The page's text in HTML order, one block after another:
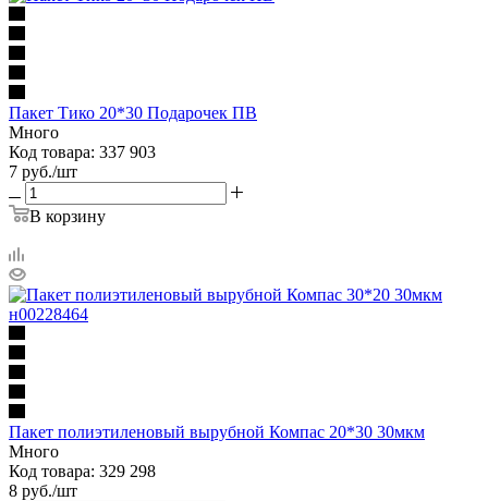
Пакет Тико 20*30 Подарочек ПВ
Много
Код товара: 337 903
7 руб./шт
В корзину
Пакет полиэтиленовый вырубной Компас 20*30 30мкм
Много
Код товара: 329 298
8 руб./шт